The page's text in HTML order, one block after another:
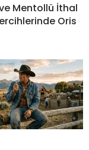
Mentollü İthal
Oris